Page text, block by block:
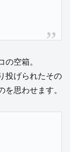
の空箱。
投げられたその
思わせます。